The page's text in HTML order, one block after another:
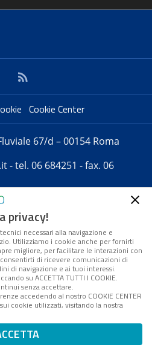
Cookie Center
67/d – 00154 Roma
- tel. 06 684251 - fax. 06
telematica iscritta
del Tribunale di Roma -
2008 - Direttore resp. Michela
soggetta a Direzione e
Digital360 S.p.A. - FPA s.r.l.
il sistema di management
n. 10693191008 - R.E.A. Roma
ISP AWS
privacy!
necessari alla navigazione e
Utilizziamo i cookie anche per fornirti
migliore, per facilitare le interazioni con
di ricevere comunicazioni di
di navigazione e ai tuoi interessi.
su ACCETTA TUTTI I COOKIE.
senza accettare.
accedendo al nostro COOKIE CENTER
cookie utilizzati, visitando la nostra